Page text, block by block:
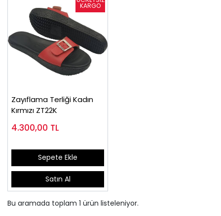
Zayıflama Terliği Kadın
Kırmızı ZT22K
4.300,00 TL
Sepete Ekle
Satın Al
Bu aramada toplam 1 ürün listeleniyor.